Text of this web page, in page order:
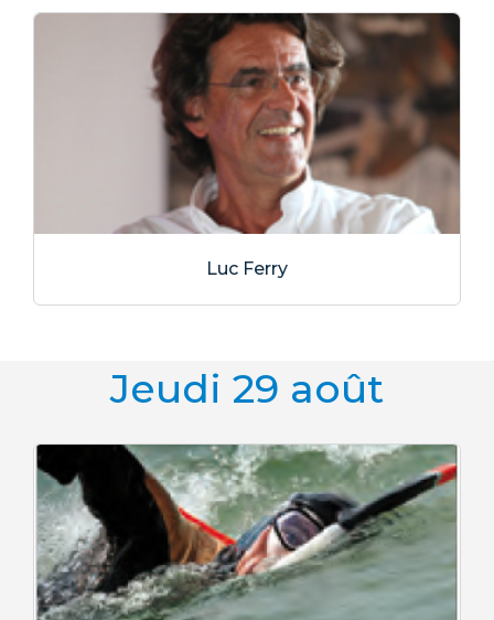
Luc Ferry
Jeudi 29 août